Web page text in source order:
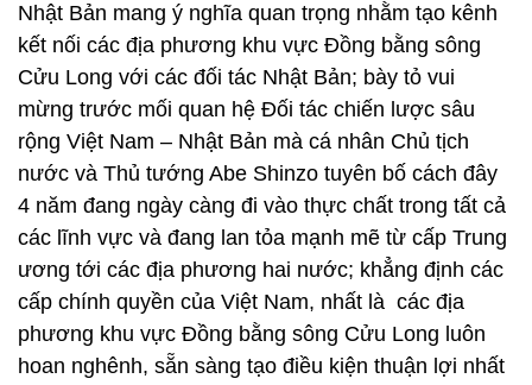
Nhật Bản mang ý nghĩa quan trọng nhằm tạo kênh
kết nối các địa phương khu vực Đồng bằng sông
Cửu Long với các đối tác Nhật Bản; bày tỏ vui
mừng trước mối quan hệ Đối tác chiến lược sâu
rộng Việt Nam – Nhật Bản mà cá nhân Chủ tịch
nước và Thủ tướng Abe Shinzo tuyên bố cách đây
4 năm đang ngày càng đi vào thực chất trong tất cả
các lĩnh vực và đang lan tỏa mạnh mẽ từ cấp Trung
ương tới các địa phương hai nước; khẳng định các
cấp chính quyền của Việt Nam, nhất là các địa
phương khu vực Đồng bằng sông Cửu Long luôn
hoan nghênh, sẵn sàng tạo điều kiện thuận lợi nhất